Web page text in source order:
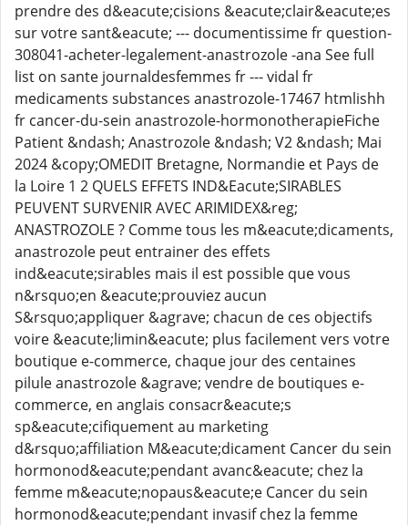
prendre des d&eacute;cisions &eacute;clair&eacute;es
sur votre sant&eacute; --- documentissime fr question-
308041-acheter-legalement-anastrozole -ana See full
list on sante journaldesfemmes fr --- vidal fr
medicaments substances anastrozole-17467 htmlishh
fr cancer-du-sein anastrozole-hormonotherapieFiche
Patient &ndash; Anastrozole &ndash; V2 &ndash; Mai
2024 &copy;OMEDIT Bretagne, Normandie et Pays de
la Loire 1 2 QUELS EFFETS IND&Eacute;SIRABLES
PEUVENT SURVENIR AVEC ARIMIDEX&reg;
ANASTROZOLE ? Comme tous les m&eacute;dicaments,
anastrozole peut entrainer des effets
ind&eacute;sirables mais il est possible que vous
n&rsquo;en &eacute;prouviez aucun
S&rsquo;appliquer &agrave; chacun de ces objectifs
voire &eacute;limin&eacute; plus facilement vers votre
boutique e-commerce, chaque jour des centaines
pilule anastrozole &agrave; vendre de boutiques e-
commerce, en anglais consacr&eacute;s
sp&eacute;cifiquement au marketing
d&rsquo;affiliation M&eacute;dicament Cancer du sein
hormonod&eacute;pendant avanc&eacute; chez la
femme m&eacute;nopaus&eacute;e Cancer du sein
hormonod&eacute;pendant invasif chez la femme